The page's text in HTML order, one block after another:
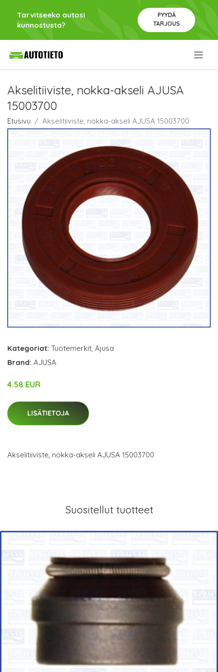
Tarvitseeko autosi
kunnostusta?
PYYDÄ
TARJOUS
Akselitiiviste, nokka-akseli AJUSA
15003700
Etusivu Akselitiiviste, nokka-akseli AJUSA 15003700
Kategoriat: Tuotemerkit, Ajusa
Brand: AJUSA
4.58 EUR
LISÄTIETOJA
Akselitiiviste, nokka-akseli AJUSA 15003700
Suositellut tuotteet